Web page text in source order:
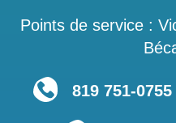
Points de service :
819 751‑0755